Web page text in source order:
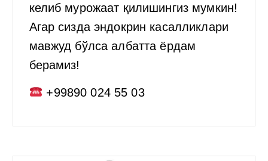
келиб мурожаат қилишингиз мумкин!
Агар сизда эндокрин касалликлари
мавжуд бўлса албатта ёрдам
берамиз!
+99890 024 55 03